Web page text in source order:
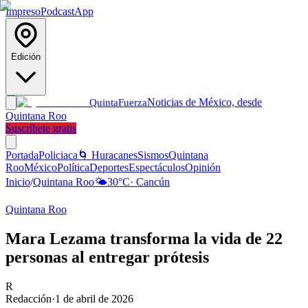
ImpresoPodcastApp
Edición
QuintaFuerzaNoticias de México, desde
Quintana Roo
Suscríbete gratis
PortadaPoliciaca 🌀 HuracanesSismosQuintana
RooMéxicoPolíticaDeportesEspectáculosOpinión
Inicio/Quintana Roo🌤️30°C· Cancún
Quintana Roo
Mara Lezama transforma la vida de 22
personas al entregar prótesis
R
Redacción·1 de abril de 2026